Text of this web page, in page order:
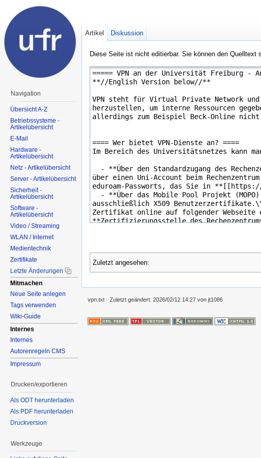
Diese Seite ist nicht editierbar. Sie können den
Zuletzt angesehen:
Artikel Diskussion
Navigation
Übersicht A-Z
Betriebssysteme -
Artikelübersicht
E-Mail
Hardware -
Artikelübersicht
Netz - Artikelübersicht
Server - Artikelübersicht
Sicherheit -
Artikelübersicht
Software -
Artikelübersicht
Video / Streaming
WLAN / Internet
Medientechnik
Zertifikate
Letzte Änderungen
Mitmachen
Neue Seite anlegen
Tags verwenden
Wiki-Guide
Internes
Internes
Autorenregeln CMS
Impressum
Drucken/exportieren
Als ODT herunterladen
Als PDF herunterladen
Druckversion
Werkzeuge
vpn.txt · Zuletzt geändert: 2026/02/12 14:27 von jt1086